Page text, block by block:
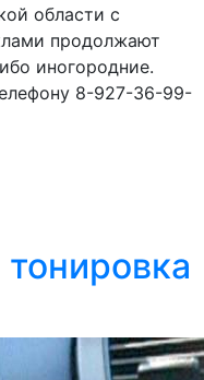
области с
продолжают
иногородние.
8-927-36-99-